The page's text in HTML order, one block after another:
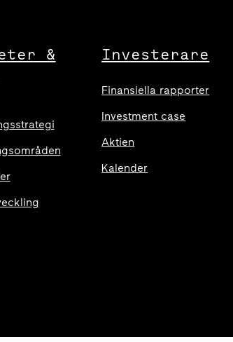
&
Investerare
Finansiella rapporter
Investment case
Aktien
Kalender